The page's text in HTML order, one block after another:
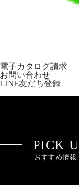
電子カタログ請求
お問い合わせ
LINE友だち登録
PICK
おすすめ情報